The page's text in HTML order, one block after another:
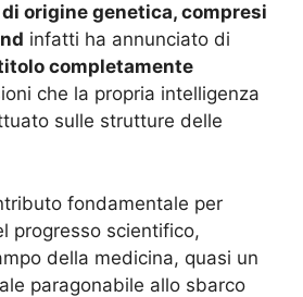
origine genetica, compresi
infatti ha annunciato di
completamente
che la propria intelligenza
sulle strutture delle
fondamentale per
progresso scientifico,
della medicina, quasi un
paragonabile allo sbarco